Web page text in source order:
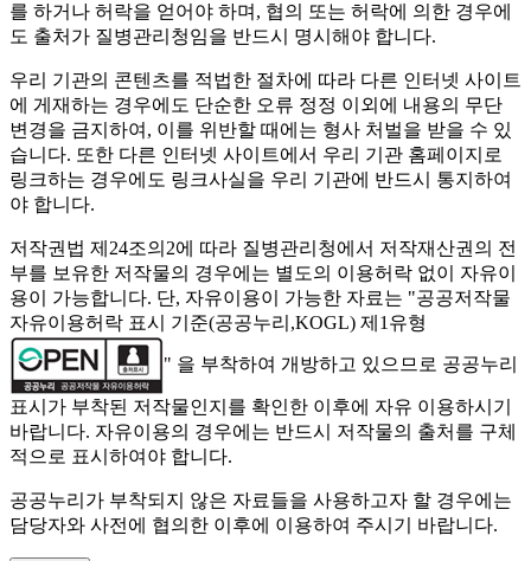
를 하거나 허락을 얻어야 하며, 협의 또는 허락에 의한 경우에
도 출처가 질병관리청임을 반드시 명시해야 합니다.
우리 기관의 콘텐츠를 적법한 절차에 따라 다른 인터넷 사이트
에 게재하는 경우에도 단순한 오류 정정 이외에 내용의 무단
변경을 금지하여, 이를 위반할 때에는 형사 처벌을 받을 수 있
습니다. 또한 다른 인터넷 사이트에서 우리 기관 홈페이지로
링크하는 경우에도 링크사실을 우리 기관에 반드시 통지하여
야 합니다.
저작권법 제24조의2에 따라 질병관리청에서 저작재산권의 전
부를 보유한 저작물의 경우에는 별도의 이용허락 없이 자유이
용이 가능합니다. 단, 자유이용이 가능한 자료는 "공공저작물
자유이용허락 표시 기준(공공누리,KOGL) 제1유형
" 을 부착하여 개방하고 있으므로 공공누리
표시가 부착된 저작물인지를 확인한 이후에 자유 이용하시기
바랍니다. 자유이용의 경우에는 반드시 저작물의 출처를 구체
적으로 표시하여야 합니다.
공공누리가 부착되지 않은 자료들을 사용하고자 할 경우에는
담당자와 사전에 협의한 이후에 이용하여 주시기 바랍니다.